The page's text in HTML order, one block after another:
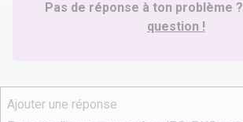
Pas de réponse à ton problème ?
question !